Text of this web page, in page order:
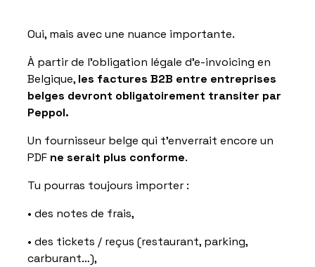
Oui, mais avec une nuance importante.
À partir de l’obligation légale d’e-invoicing en
Belgique, les factures B2B entre entreprises
belges devront obligatoirement transiter par
Peppol.
Un fournisseur belge qui t’enverrait encore un
PDF ne serait plus conforme.
Tu pourras toujours importer :
• des notes de frais,
• des tickets / reçus (restaurant, parking,
carburant…),